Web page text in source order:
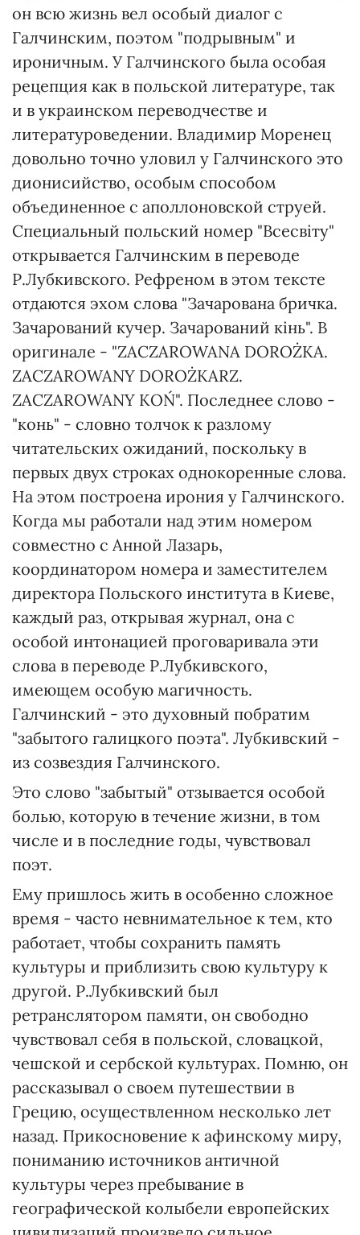
он всю жизнь вел особый диалог с
Галчинским, поэтом "подрывным" и
ироничным. У Галчинского была особая
рецепция как в польской литературе, так
и в украинском переводчестве и
литературоведении. Владимир Моренец
довольно точно уловил у Галчинского это
дионисийство, особым способом
объединенное с аполлоновской струей.
Специальный польский номер "Всесвіту"
открывается Галчинским в переводе
Р.Лубкивского. Рефреном в этом тексте
отдаются эхом слова "Зачарована бричка.
Зачарований кучер. Зачарований кінь". В
оригинале - "ZACZAROWANA DOROŻKA.
ZACZAROWANY DOROŻKARZ.
ZACZAROWANY KOŃ". Последнее слово -
"конь" - словно толчок к разлому
читательских ожиданий, поскольку в
первых двух строках однокоренные слова.
На этом построена ирония у Галчинского.
Когда мы работали над этим номером
совместно с Анной Лазарь,
координатором номера и заместителем
директора Польского института в Киеве,
каждый раз, открывая журнал, она с
особой интонацией проговаривала эти
слова в переводе Р.Лубкивского,
имеющем особую магичность.
Галчинский - это духовный побратим
"забытого галицкого поэта". Лубкивский -
из созвездия Галчинского.
Это слово "забытый" отзывается особой
болью, которую в течение жизни, в том
числе и в последние годы, чувствовал
поэт.
Ему пришлось жить в особенно сложное
время - часто невнимательное к тем, кто
работает, чтобы сохранить память
культуры и приблизить свою культуру к
другой. Р.Лубкивский был
ретранслятором памяти, он свободно
чувствовал себя в польской, словацкой,
чешской и сербской культурах. Помню, он
рассказывал о своем путешествии в
Грецию, осуществленном несколько лет
назад. Прикосновение к афинскому миру,
пониманию источников античной
культуры через пребывание в
географической колыбели европейских